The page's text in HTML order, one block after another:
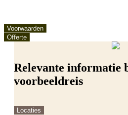
Voorwaarden
Offerte
Relevante informatie
voorbeeldreis
Locaties